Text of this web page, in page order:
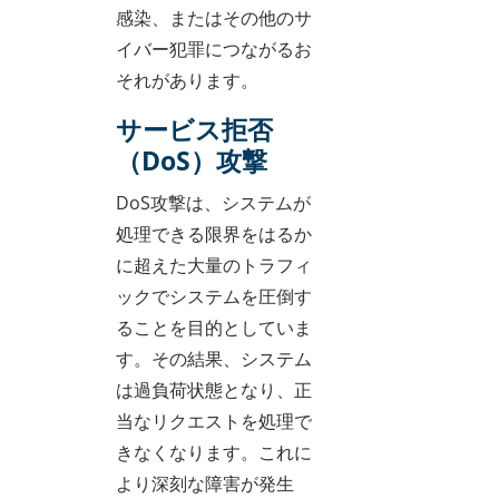
感染、またはその他のサ
イバー犯罪につながるお
それがあります。
サービス拒否
（DoS）攻撃
DoS攻撃は、システムが
処理できる限界をはるか
に超えた大量のトラフィ
ックでシステムを圧倒す
ることを目的としていま
す。その結果、システム
は過負荷状態となり、正
当なリクエストを処理で
きなくなります。これに
より深刻な障害が発生